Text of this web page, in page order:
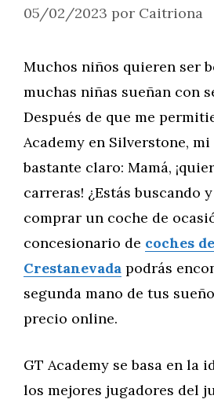
05/02/2023 por Caitriona
Muchos niños quieren ser
muchas niñas sueñan con
Después de que me
Academy en Silverstone,
bastante claro: Mamá,
carreras! ¿Estás buscando
comprar un coche de
concesionario de coches
Crestanevada podrás
segunda mano de tus
precio online.
GT Academy se basa en la
los mejores jugadores del